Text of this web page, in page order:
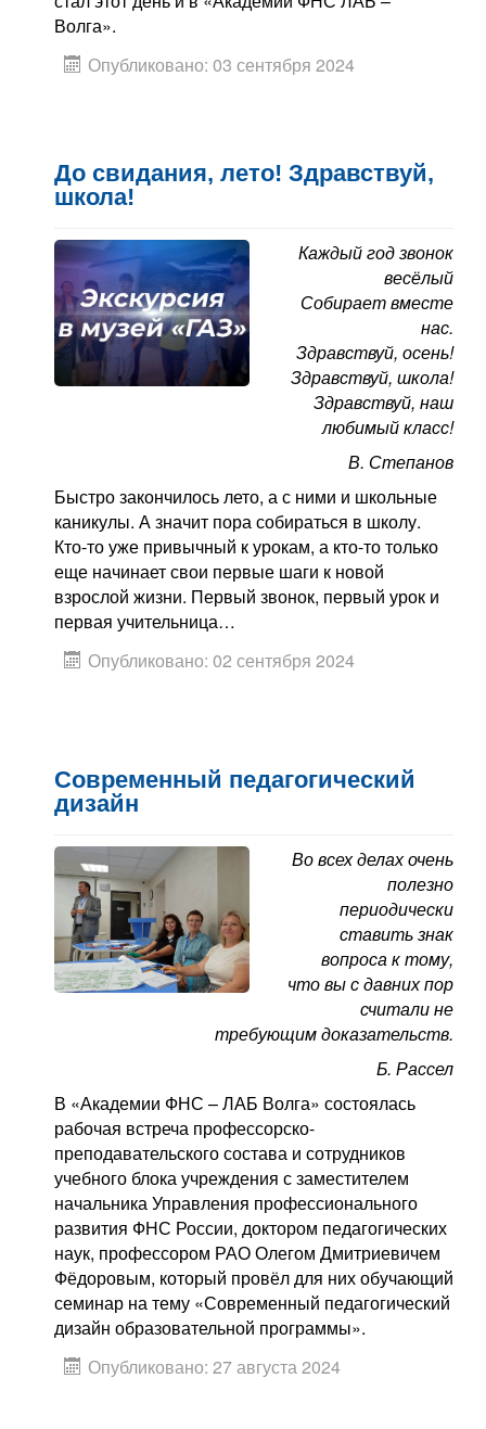
Волга».
Опубликовано: 03 сентября 2024
До свидания, лето! Здравствуй,
школа!
Каждый год звонок
весёлый
Собирает вместе
нас.
Здравствуй, осень!
Здравствуй, школа!
Здравствуй, наш
любимый класс!
В. Степанов
Быстро закончилось лето, а с ними и школьные
каникулы. А значит пора собираться в школу.
Кто-то уже привычный к урокам, а кто-то только
еще начинает свои первые шаги к новой
взрослой жизни. Первый звонок, первый урок и
первая учительница…
Опубликовано: 02 сентября 2024
Современный педагогический
дизайн
Во всех делах очень
полезно
периодически
ставить знак
вопроса к тому,
что вы с давних пор
считали не
требующим доказательств.
Б. Рассел
В «Академии ФНС – ЛАБ Волга» состоялась
рабочая встреча профессорско-
преподавательского состава и сотрудников
учебного блока учреждения с заместителем
начальника Управления профессионального
развития ФНС России, доктором педагогических
наук, профессором РАО Олегом Дмитриевичем
Фёдоровым, который провёл для них обучающий
семинар на тему «Современный педагогический
дизайн образовательной программы».
Опубликовано: 27 августа 2024